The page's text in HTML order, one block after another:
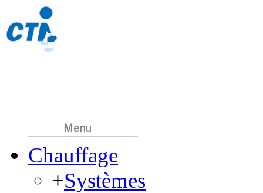
Chauffage
+Systèmes